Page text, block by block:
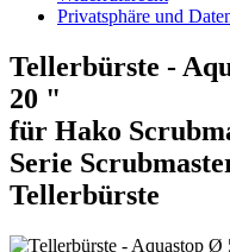
Privatsphäre und
Tellerbürste -
20 "
für Hako
Serie
Tellerbürste